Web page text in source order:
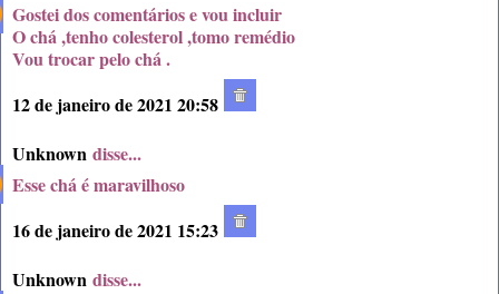
Gostei dos comentários e vou incluir
O chá ,tenho colesterol ,tomo remédio
Vou trocar pelo chá .
12 de janeiro de 2021 20:58
Unknown disse...
Esse chá é maravilhoso
16 de janeiro de 2021 15:23
Unknown disse...